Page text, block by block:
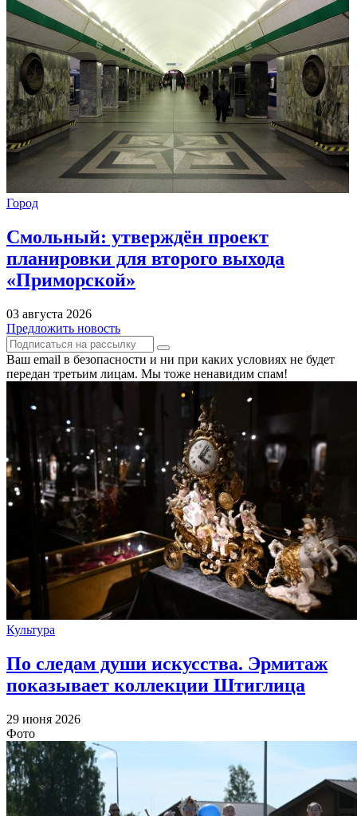
Город
Смольный: утверждён проект
планировки для второго выхода
«Приморской»
03 августа 2026
Предложить новость
Ваш email в безопасности и ни при каких условиях не будет
передан третьим лицам. Мы тоже ненавидим спам!
Культура
По следам души искусства. Эрмитаж
показывает коллекции Штиглица
29 июня 2026
Фото